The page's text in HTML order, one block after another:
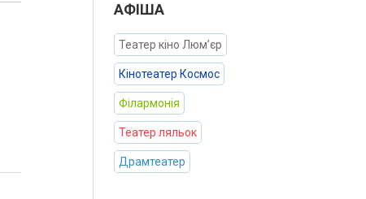
АФIША
Театер кіно Люм’єр
Кінотеатер Космос
Філармонія
Театер ляльок
Драмтеатер